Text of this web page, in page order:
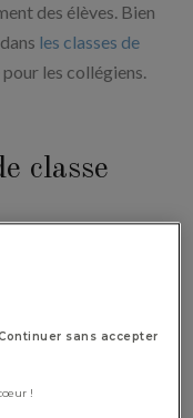
des élèves. Bien
les classes de
les collégiens.
classe
pour mieux
sans accepter
!